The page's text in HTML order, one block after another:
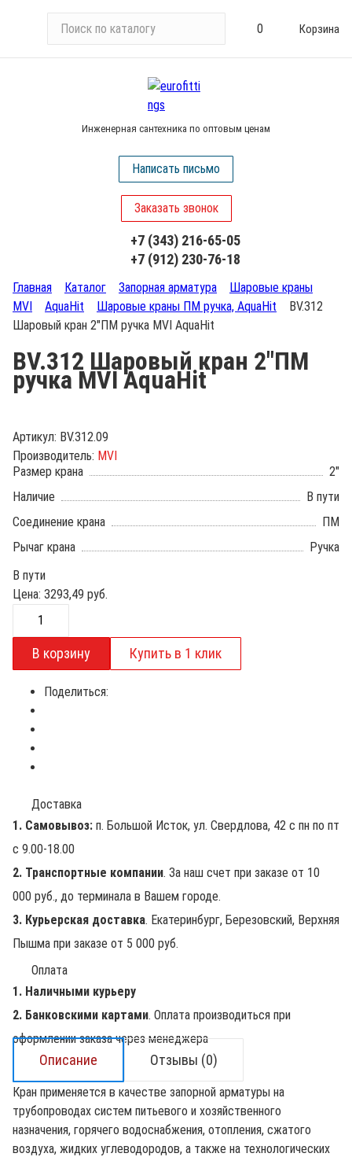
и
у
0 Корзина
Инженерная сантехника по оптовым ценам
Написать письмо
Заказать звонок
+7 (343) 216-65-05
+7 (912) 230-76-18
Главная Каталог Запорная арматура
Шаровые краны
MVI
AquaHit Шаровые краны ПМ ручка, AquaHit
BV.312
Шаровый кран 2"ПМ ручка MVI AquaHit
BV.312 Шаровый кран 2"ПМ
ручка MVI AquaHit
Артикул: BV.312.09
Производитель: MVI
Размер крана
2"
Наличие
В пути
Соединение крана
ПМ
Рычаг крана
Ручка
В пути
Цена: 3293,49 руб.
Поделиться:
Доставка
1. Самовывоз: п. Большой Исток, ул. Свердлова, 42 с пн по пт
с 9.00-18.00
2. Транспортные компании. За наш счет при заказе от 10
000 руб., до терминала в Вашем городе.
3. Курьерская доставка. Екатеринбург, Березовский, Верхняя
Пышма при заказе от 5 000 руб.
Оплата
1. Наличными курьеру
2. Банковскими картами. Оплата производиться при
оформлении заказа через менеджера
Описание Отзывы (0)
Кран применяется в качестве запорной арматуры на
трубопроводах систем питьевого и хозяйственного
назначения, горячего водоснабжения, отопления, сжатого
воздуха, жидких углеводородов, а также на технологических